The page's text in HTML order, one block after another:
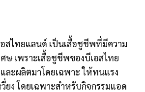
สไทยแลนด์ เป็นเสื้อชูชีพที่มีความ
ษ เพราะเสื้อชูชีพของบีเอสไทย
ะผลิตมาโดยเฉพาะ ให้ทนแรง
ยง โดยเฉพาะสำหรับกิจกรรมแอด